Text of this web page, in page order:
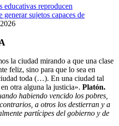
educativas reproducen
sujetos capaces de
la ciudad mirando a que una clase
feliz, sino para que lo sea en
toda (…). En una ciudad tal
otra alguna la justicia». Platón.
habiendo vencido los pobres,
a otros los destierran y a
partícipes del gobierno y de